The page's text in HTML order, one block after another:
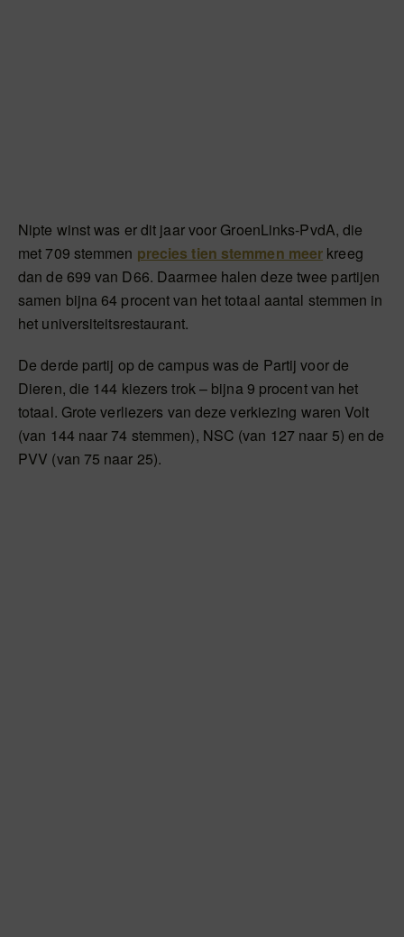
Nipte winst was er dit jaar voor GroenLinks-PvdA, die
met 709 stemmen precies tien stemmen meer kreeg
dan de 699 van D66. Daarmee halen deze twee partijen
samen bijna 64 procent van het totaal aantal stemmen in
het universiteitsrestaurant.
De derde partij op de campus was de Partij voor de
Dieren, die 144 kiezers trok – bijna 9 procent van het
totaal. Grote verliezers van deze verkiezing waren Volt
(van 144 naar 74 stemmen), NSC (van 127 naar 5) en de
PVV (van 75 naar 25).